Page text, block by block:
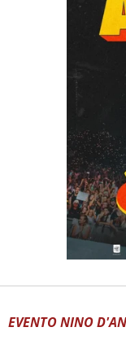
EVENTO NINO